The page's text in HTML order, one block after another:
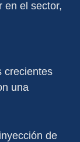
en el sector,
crecientes
una
de